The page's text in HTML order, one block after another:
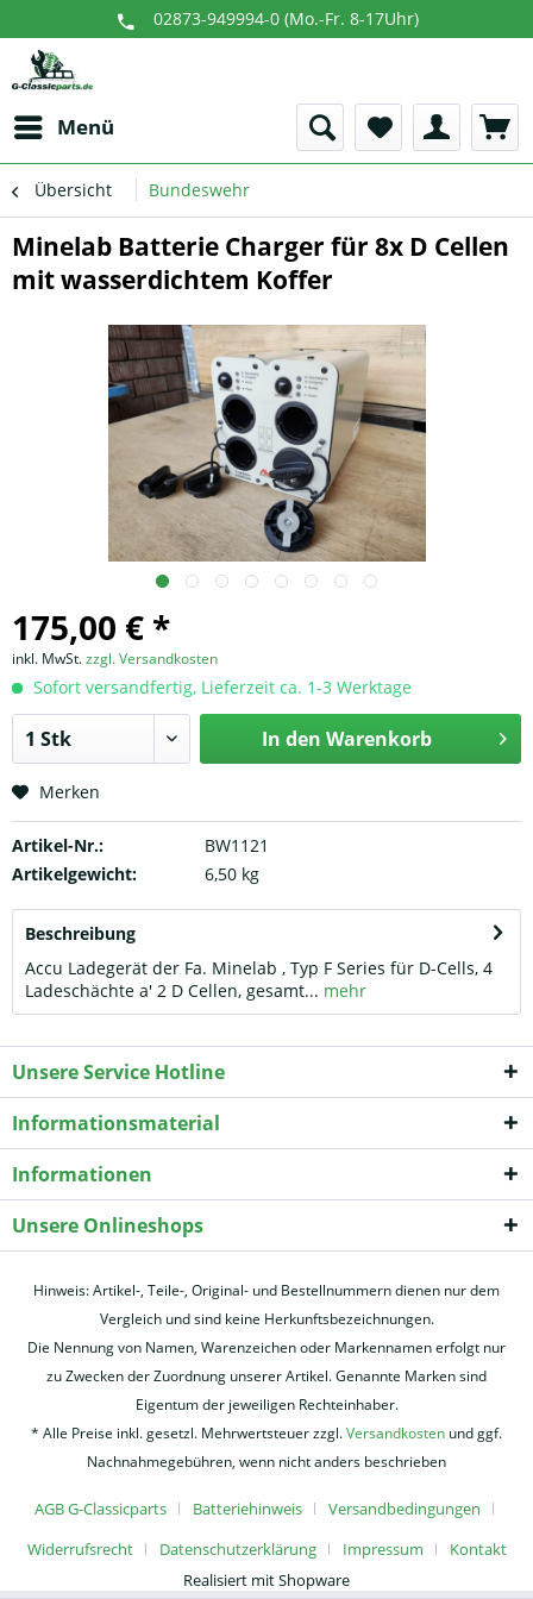
02873-949994-0 (Mo.-Fr. 8-17Uhr)
Menü
Übersicht Bundeswehr
Minelab Batterie Charger für 8x D Cellen
mit wasserdichtem Koffer
175,00 € *
inkl. MwSt.zzgl. Versandkosten
Sofort versandfertig, Lieferzeit ca. 1-3 Werktage
In den Warenkorb
Merken
Artikel-Nr.:
BW1121
Artikelgewicht:
6,50 kg
Beschreibung
Accu Ladegerät der Fa. Minelab , Typ F Series für D-Cells, 4
Ladeschächte a' 2 D Cellen, gesamt... mehr
Unsere Service Hotline
Informationsmaterial
Informationen
Unsere Onlineshops
Hinweis: Artikel-, Teile-, Original- und Bestellnummern dienen nur dem
Vergleich und sind keine Herkunftsbezeichnungen.
Die Nennung von Namen, Warenzeichen oder Markennamen erfolgt nur
zu Zwecken der Zuordnung unserer Artikel. Genannte Marken sind
Eigentum der jeweiligen Rechteinhaber.
* Alle Preise inkl. gesetzl. Mehrwertsteuer zzgl.Versandkosten und ggf.
Nachnahmegebühren, wenn nicht anders beschrieben
AGB G-Classicparts Batteriehinweis
Versandbedingungen
Widerrufsrecht
Datenschutzerklärung Impressum
Kontakt
Realisiert mit Shopware